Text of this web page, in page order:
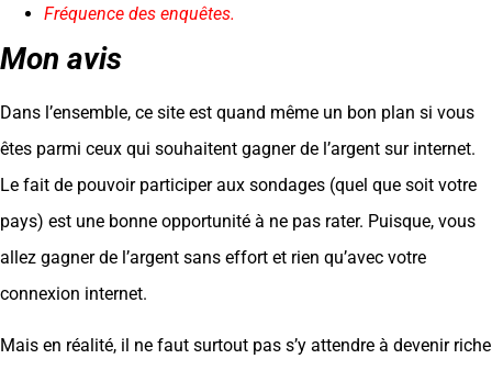
Fréquence des enquêtes.
Mon avis
Dans l’ensemble, ce site est quand même un bon plan si vous
êtes parmi ceux qui souhaitent gagner de l’argent sur internet.
Le fait de pouvoir participer aux sondages (quel que soit votre
pays) est une bonne opportunité à ne pas rater. Puisque, vous
allez gagner de l’argent sans effort et rien qu’avec votre
connexion internet.
Mais en réalité, il ne faut surtout pas s’y attendre à devenir riche